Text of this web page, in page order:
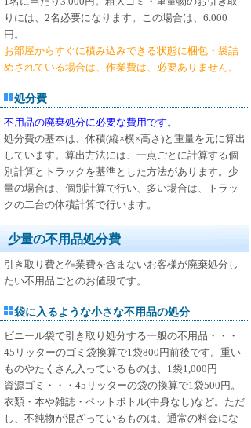
りには、2名必要になります。この場合は、6.000
円。
お部屋からすぐに積み込みできる状態に梱包・袋詰
めされている場合は、作業費は、必要ありません。
処分費
不用品の廃棄処分に必要な費用です。
処分費の基本は、体積(縦×横×高さ)と重量を元に算出
しています。算出方法には、一点ごとに計算する個
別計算とトラックを基準とした方法があります。少
量の場合は、個別計算で行い、多い場合は、トラッ
クの二台の体積計算で行います。
少量の不用品処分費
引き取り費と作業費を含まないお客様が廃棄処分し
たい不用品ごとのお値段です。
袋に入るような小さな不用品の処分
ビニール袋で引き取り処分する一般の不用品 ・・・
45リッターのゴミ袋換算で1袋800円前後です。重い
ものやたくさん入っているものは、1袋1,000円
資源ゴミ・・・45リッターの袋の換算で1袋500円。
衣類・本や雑誌・ペットボトル(中身なし)など。ただ
し、不純物が混ざっているものは、通常の料金にな